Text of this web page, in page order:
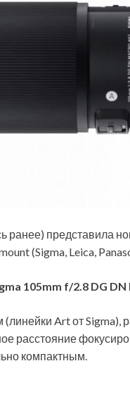
ранее) представила
(Sigma, Leica,
105mm f/2.8 DG
Art от Sigma),
расстояние
компактным.